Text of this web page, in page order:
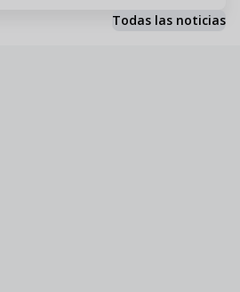
Todas las noticias